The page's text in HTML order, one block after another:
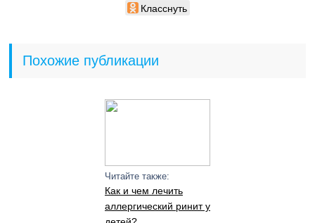
Класснуть
Похожие публикации
Читайте также:
Как и чем лечить
аллергический ринит у